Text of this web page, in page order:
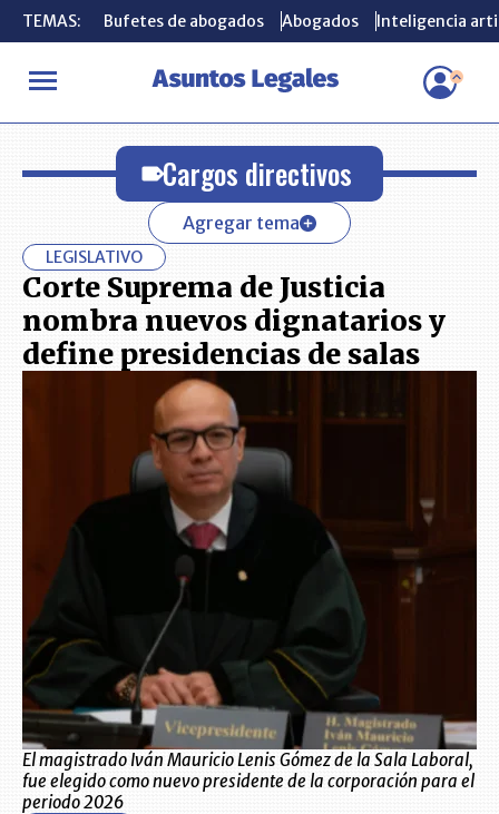
TEMAS: Bufetes de abogados Abogados Inteligencia
INICIO Cargos directivos
TEMAS: Bufetes de abogados Abogados Inteligencia
Cargos directivos
Agregar tema
LEGISLATIVO
Corte Suprema de Justicia
nombra nuevos dignatarios y
define presidencias de salas
El magistrado Iván Mauricio Lenis Gómez de la Sala Laboral,
fue elegido como nuevo presidente de la corporación para el
periodo 2026